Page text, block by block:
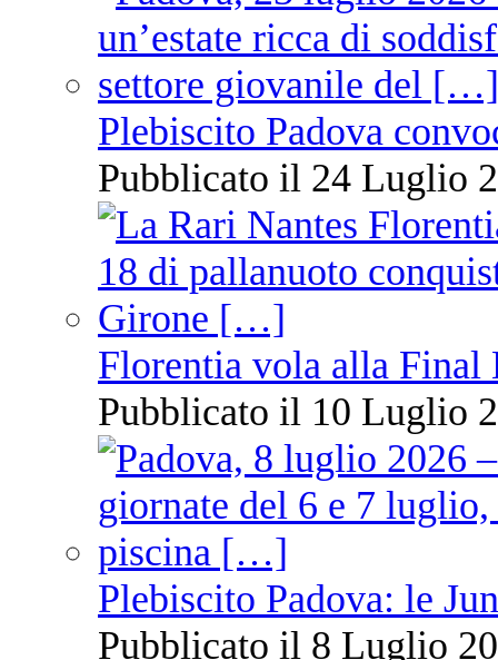
Plebiscito Padova
Pubblicato il 24 Luglio
Florentia vola alla Final
Pubblicato il 10 Luglio
Plebiscito Padova: le
Pubblicato il 8 Luglio